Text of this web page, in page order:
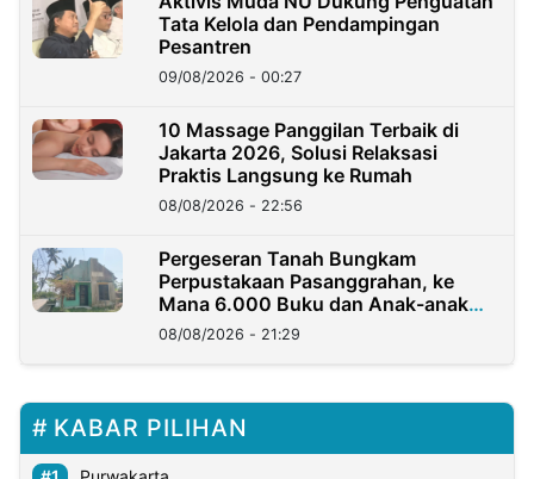
Tata Kelola dan Pendampingan
Pesantren
09/08/2026 - 00:27
10 Massage Panggilan Terbaik di
Jakarta 2026, Solusi Relaksasi
Praktis Langsung ke Rumah
08/08/2026 - 22:56
Pergeseran Tanah Bungkam
Perpustakaan Pasanggrahan, ke
Mana 6.000 Buku dan Anak-anak
Kini?
08/08/2026 - 21:29
KABAR PILIHAN